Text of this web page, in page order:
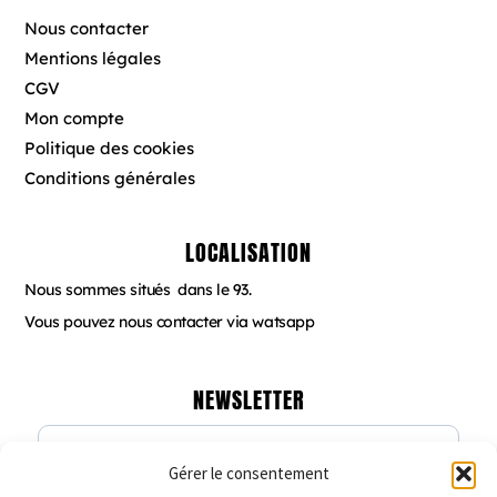
Gérer le consentement
o
g
Nous contacter
Mentions légales
CGV
Mon compte
Politique des cookies
Conditions générales
LOCALISATION
Nous sommes situés dans le 93.
Vous pouvez nous contacter via watsapp
NEWSLETTER
Veuillez renseigner votre adresse email